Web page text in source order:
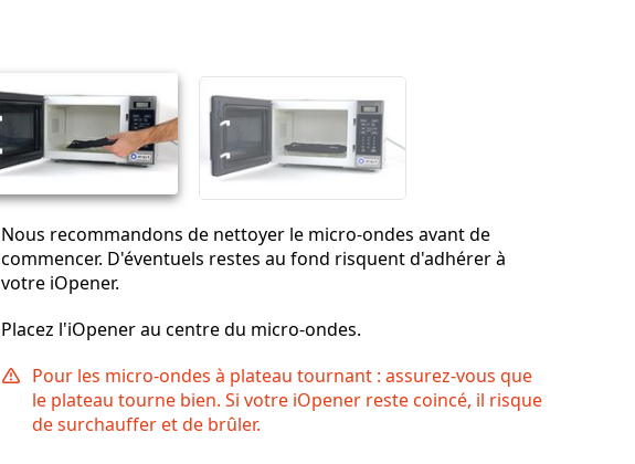
Nous recommandons de nettoyer le micro-ondes avant de
commencer. D'éventuels restes au fond risquent d'adhérer à
votre iOpener.
Placez l'iOpener au centre du micro-ondes.
Pour les micro-ondes à plateau tournant : assurez-vous que
le plateau tourne bien. Si votre iOpener reste coincé, il risque
de surchauffer et de brûler.